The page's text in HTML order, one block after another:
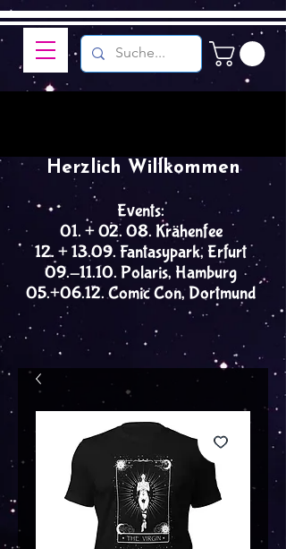
Events:
01. + 02. 08. Krähenfee
12. + 13.09. Fantasypark, Erfurt
09.-11.10. Polaris, Hamburg
05.+06.12. Comic Con, Dortmund
Herzlich Willkommen